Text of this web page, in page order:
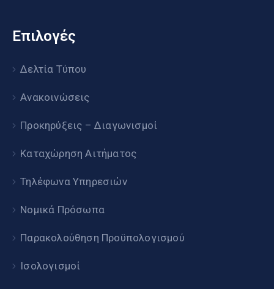
Επιλογές
Δελτία Τύπου
Ανακοινώσεις
Προκηρύξεις – Διαγωνισμοί
Καταχώρηση Αιτήματος
Τηλέφωνα Υπηρεσιών
Νομικά Πρόσωπα
Παρακολούθηση Προϋπολογισμού
Ισολογισμοί